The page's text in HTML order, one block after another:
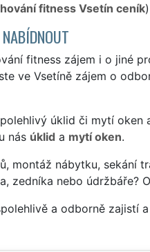
fitness Vsetín ceník
fitness zájem i o jiné
ve Vsetíně zájem o
úklid či mytí
nás úklid a mytí oken.
montáž nábytku, sekání
zedníka nebo údržbáře?
a odborně zajistí